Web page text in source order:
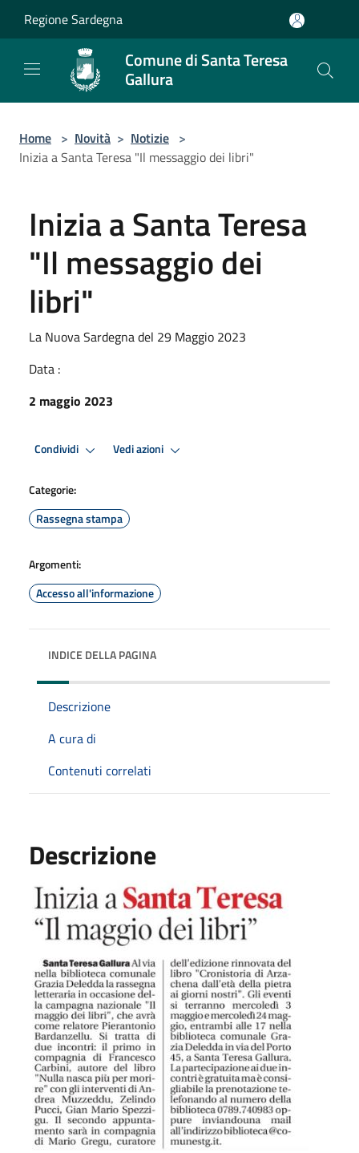
Regione Sardegna
Comune di Santa Teresa
Gallura
Home > Novità > Notizie >
Inizia a Santa Teresa "Il messaggio dei libri"
Inizia a Santa Teresa
"Il messaggio dei
libri"
La Nuova Sardegna del 29 Maggio 2023
Data :
2 maggio 2023
Condividi Vedi azioni
Categorie:
Rassegna stampa
Argomenti:
Accesso all'informazione
INDICE DELLA PAGINA
Descrizione
A cura di
Contenuti correlati
Descrizione